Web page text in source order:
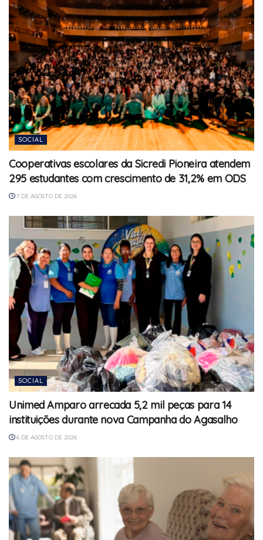
SOCIAL
Cooperativas escolares da Sicredi Pioneira atendem
295 estudantes com crescimento de 31,2% em ODS
7 DE AGOSTO DE 2026
SOCIAL
Unimed Amparo arrecada 5,2 mil peças para 14
instituições durante nova Campanha do Agasalho
6 DE AGOSTO DE 2026